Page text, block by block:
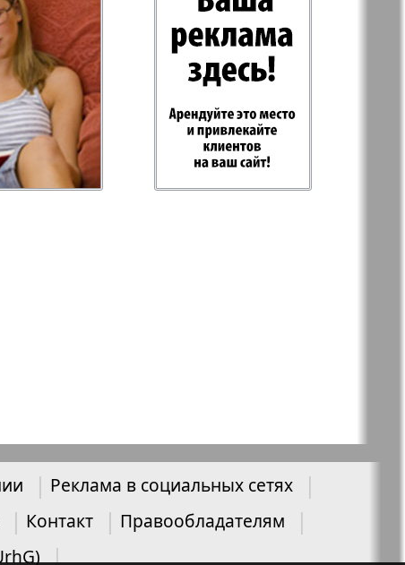
Наша марка
Объектив EU
север
здоровья
Реклама в социальных сетях
Контакт
Правообладателям